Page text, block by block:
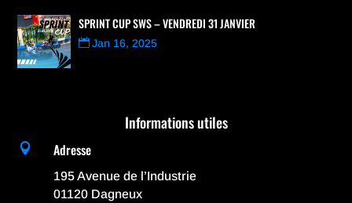
SPRINT CUP SWS – VENDREDI 31 JANVIER
Jan 16, 2025
Informations utiles
 Adresse
195 Avenue de l’Industrie
01120 Dagneux